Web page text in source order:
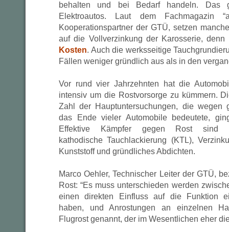
behalten und bei Bedarf handeln. Das
Elektroautos. Laut dem Fachmagazin
Kooperationspartner der GTÜ, setzen
auf die Vollverzinkung der Karosserie,
Kosten. Auch die werksseitige
Fällen weniger gründlich aus als in den
Vor rund vier Jahrzehnten hat die
intensiv um die Rostvorsorge zu kümmern.
Zahl der Hauptuntersuchungen, die wegen
das Ende vieler Automobile bedeutete,
Effektive Kämpfer gegen Rost sind
kathodische Tauchlackierung (KTL),
Kunststoff und gründliches Abdichten.
Marco Oehler, Technischer Leiter der GTÜ,
Rost: “Es muss unterschieden werden
einen direkten Einfluss auf die Funktion
haben, und Anrostungen an einzelnen
Flugrost genannt, der im Wesentlichen eher